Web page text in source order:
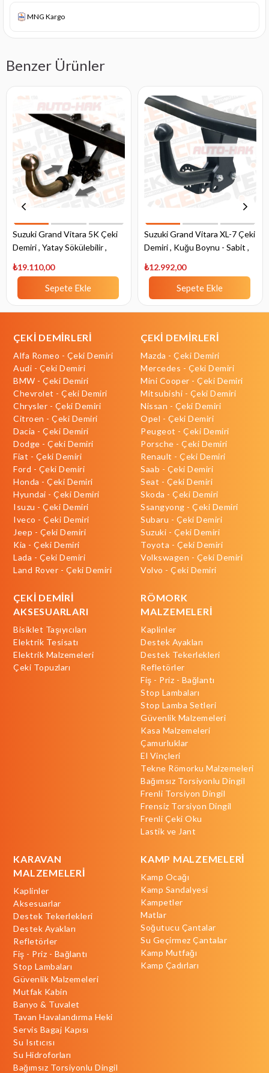
MNG Kargo
Benzer Ürünler
Suzuki Grand Vitara 5K Çeki
Demiri , Yatay Sökülebilir ,
₺19.110,00
Sepete Ekle
Suzuki Grand Vitara XL-7 Çeki
Demiri , Kuğu Boynu - Sabit ,
₺12.992,00
Sepete Ekle
ÇEKİ DEMİRLERİ
Alfa Romeo - Çeki Demiri
Audi - Çeki Demiri
BMW - Çeki Demiri
Chevrolet - Çeki Demiri
Chrysler - Çeki Demiri
Citroen - Çeki Demiri
Dacia - Çeki Demiri
Dodge - Çeki Demiri
Fiat - Çeki Demiri
Ford - Çeki Demiri
Honda - Çeki Demiri
Hyundai - Çeki Demiri
Isuzu - Çeki Demiri
Iveco - Çeki Demiri
Jeep - Çeki Demiri
Kia - Çeki Demiri
Lada - Çeki Demiri
Land Rover - Çeki Demiri
ÇEKİ DEMİRLERİ
Mazda - Çeki Demiri
Mercedes - Çeki Demiri
Mini Cooper - Çeki Demiri
Mitsubishi - Çeki Demiri
Nissan - Çeki Demiri
Opel - Çeki Demiri
Peugeot - Çeki Demiri
Porsche - Çeki Demiri
Renault - Çeki Demiri
Saab - Çeki Demiri
Seat - Çeki Demiri
Skoda - Çeki Demiri
Ssangyong - Çeki Demiri
Subaru - Çeki Demiri
Suzuki - Çeki Demiri
Toyota - Çeki Demiri
Volkswagen - Çeki Demiri
Volvo - Çeki Demiri
ÇEKİ DEMİRİ
AKSESUARLARI
Bisiklet Taşıyıcıları
Elektrik Tesisatı
Elektrik Malzemeleri
Çeki Topuzları
RÖMORK
MALZEMELERİ
Kaplinler
Destek Ayakları
Destek Tekerlekleri
Refletörler
Fiş - Priz - Bağlantı
Stop Lambaları
Stop Lamba Setleri
Güvenlik Malzemeleri
Kasa Malzemeleri
Çamurluklar
El Vinçleri
Tekne Römorku Malzemeleri
Bağımsız Torsiyonlu Dingil
Frenli Torsiyon Dingil
Frensiz Torsiyon Dingil
Frenli Çeki Oku
Lastik ve Jant
KARAVAN
MALZEMELERİ
Kaplinler
Aksesuarlar
Destek Tekerlekleri
Destek Ayakları
Refletörler
Fiş - Priz - Bağlantı
Stop Lambaları
Güvenlik Malzemeleri
Mutfak Kabin
Banyo & Tuvalet
Tavan Havalandırma Heki
Servis Bagaj Kapısı
Su Isıtıcısı
Su Hidroforları
Bağımsız Torsiyonlu Dingil
KAMP MALZEMELERİ
Kamp Ocağı
Kamp Sandalyesi
Kampetler
Matlar
Soğutucu Çantalar
Su Geçirmez Çantalar
Kamp Mutfağı
Kamp Çadırları